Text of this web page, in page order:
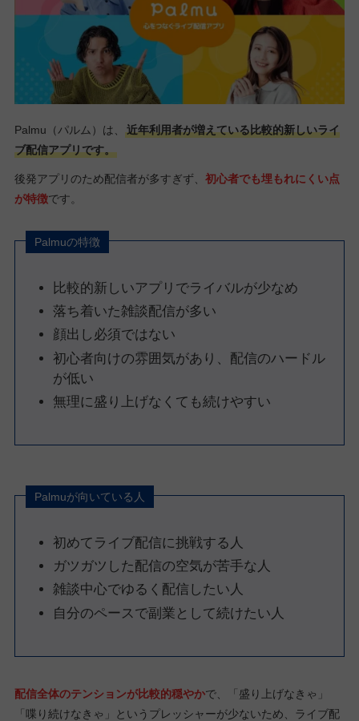
Palmu（パルム）は、
近年利用者が増えている比較的新しいライ
ブ配信アプリです。
後発アプリのため配信者が多すぎず、 初心者でも埋もれにくい点
が特徴です。
Palmuの特徴
比較的新しいアプリでライバルが少なめ
落ち着いた雑談配信が多い
顔出し必須ではない
初心者向けの雰囲気があり、配信のハードル
が低い
無理に盛り上げなくても続けやすい
Palmuが向いている人
初めてライブ配信に挑戦する人
ガツガツした配信の空気が苦手な人
雑談中心でゆるく配信したい人
自分のペースで副業として続けたい人
配信全体のテンションが比較的穏やかで、「盛り上げなきゃ」
「喋り続けなきゃ」というプレッシャーが少ないため、ライブ配